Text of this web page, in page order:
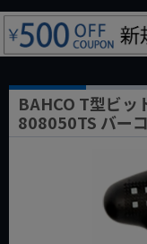
BAHCO T型ビッ
808050TS バーコ